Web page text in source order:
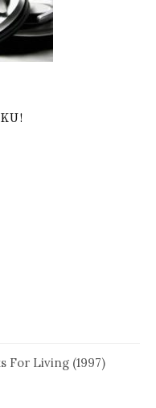
For Living (1997)